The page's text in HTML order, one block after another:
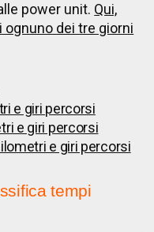
power unit. Qui,
dei tre giorni
e giri percorsi
e giri percorsi
e giri percorsi
tempi